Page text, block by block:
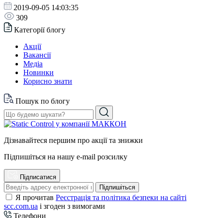
2019-09-05 14:03:35
309
Категорії блогу
Акції
Вакансії
Медіа
Новинки
Корисно знати
Пошук по блогу
Дізнавайтеся першим про акції та знижки
Підпишіться на нашу e-mail розсилку
Підписатися
Підпишіться
Я прочитав Реєстрація та політика безпеки на сайті
scc.com.ua і згоден з вимогами
Телефони